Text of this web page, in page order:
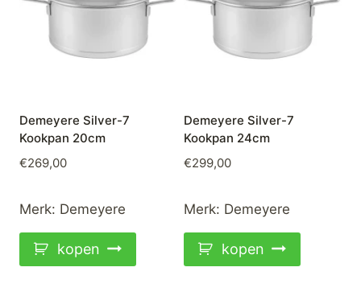
Demeyere Silver-7
Kookpan 20cm
€269,00
Merk: Demeyere
kopen
Demeyere Silver-7
Kookpan 24cm
€299,00
Merk: Demeyere
kopen